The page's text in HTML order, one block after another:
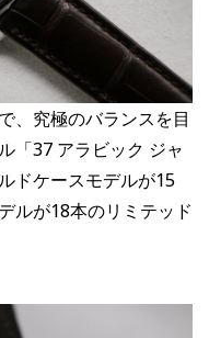
、究極のバランスを目
「37 アラビック ジャ
ドケースモデルが15
ルが18本のリミテッド